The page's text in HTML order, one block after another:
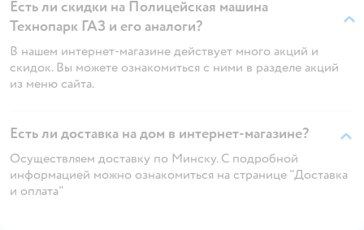
Есть ли скидки на Полицейская машина
Технопарк ГАЗ и его аналоги?
В нашем интернет-магазине действует много акций и
скидок. Вы можете ознакомиться с ними в разделе акций
из меню сайта.
Есть ли доставка на дом в интернет-магазине?
Осуществляем доставку по Минску. С подробной
информацией можно ознакомиться на странице "Доставка
и оплата"